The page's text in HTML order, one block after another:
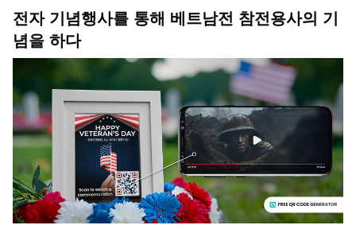
전자 기념행사를 통해 베트남전 참전용사의 기
념을 하다